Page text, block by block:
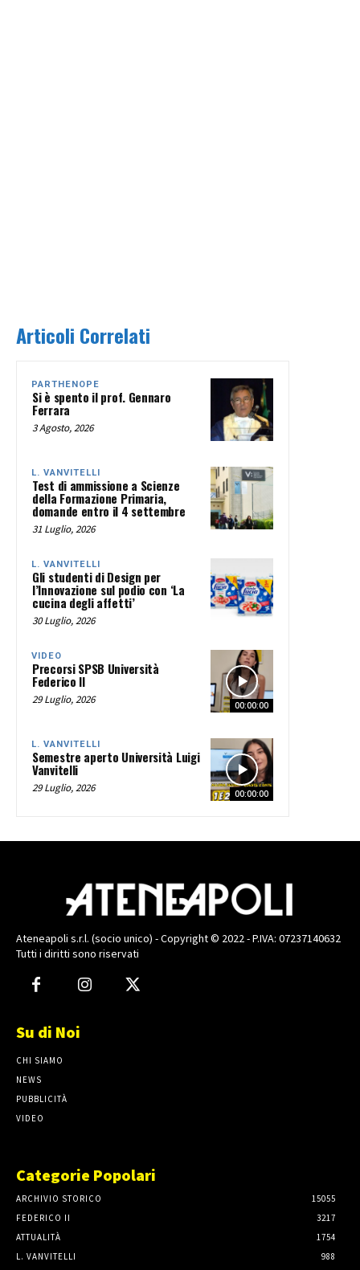
Articoli Correlati
PARTHENOPE
Si è spento il prof. Gennaro
Ferrara
3 Agosto, 2026
L. VANVITELLI
Test di ammissione a Scienze
della Formazione Primaria,
domande entro il 4 settembre
31 Luglio, 2026
L. VANVITELLI
Gli studenti di Design per
l’Innovazione sul podio con ‘La
cucina degli affetti’
30 Luglio, 2026
00:00:00
VIDEO
Precorsi SPSB Università
Federico II
29 Luglio, 2026
00:00:00
L. VANVITELLI
Semestre aperto Università Luigi
Vanvitelli
29 Luglio, 2026
Ateneapoli s.r.l. (socio unico) - Copyright © 2022 - P.IVA: 07237140632
Tutti i diritti sono riservati
Su di Noi
CHI SIAMO
NEWS
PUBBLICITÀ
VIDEO
Categorie Popolari
ARCHIVIO STORICO
15055
FEDERICO II
3217
ATTUALITÀ
1754
L. VANVITELLI
988